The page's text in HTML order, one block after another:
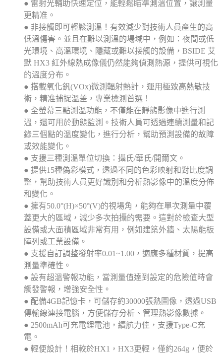
● 雷射光輔助快速定位，能輕鬆瞄準測溫位置，讓測量
更精准。
● 非接觸即可輕鬆測溫！有效減少對技術人員產生的高
低溫傷害。並且在難以測溫的場域中，例如：夜間或低
光環境、高溫環境、隱藏或難以接觸的設備，BSIDE 艾
默 HX3 紅外線熱成像儀仍然能夠偵測熱源，提供可視化
的溫度分布。
● 搭載氧化釩(VOx)微測輻射熱計，運用極致高熱敏技
術，精准捕捉溫差，專業檢測首選！
● 全螢幕三點測溫功能，不僅能在靜態影像中進行測
溫，還可用於動態監測。技術人員可透過連續測量和記
錄三個點的溫度變化，進行分析，幫助預測設備的故障
或效能變化。
● 支援三種測溫單位切換：攝氏/華氏/開爾文。
● 提供15種偽彩模式，透過不同的色彩映射和對比度調
整，幫助技術人員更好識別和分析熱影像中的溫度分佈
和變化。
● 擁有50.0°(H)×50°(V)的視場角，能夠在單次測量中覆
蓋更大的區域，減少多次拍攝的需要。這對於檢查大型
設備或大面積區域非常有用，例如建築外牆、太陽能板
陣列或工業設備。
● 支援自訂調整發射率0.01~1.00，適應多種材質，提高
測量準確性。
● 設有超溫警報功能，當測量值達到設定的危險值時會
觸發警報，增強安全性。
● 配備4GB記憶卡，可儲存約30000張熱圖像，透過USB
傳輸線連接電腦，方便儲存分析、管理熱影像數據。
● 2500mAh可充電鋰電池，續航力佳，支援Type-C充
電。
● 輕便設計！相較於HX1，HX3更輕，僅約264g，便於